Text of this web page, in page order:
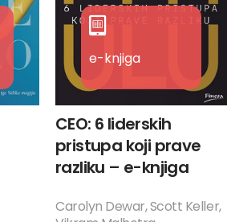
e-knjiga
CEO: 6 liderskih
pristupa koji prave
razliku – e-knjiga
Carolyn Dewar, Scott Keller,